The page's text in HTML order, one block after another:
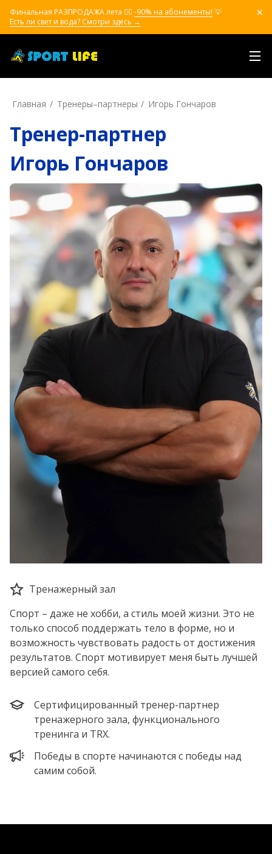
Финальная РАЗПРОДАЖА лета ❤️‍🔥 -90% на абонементы! 💡
Есть ли свет и вода? Смотри здесь →
Главная Тренеры–пapтнepы Игорь Гончаров
Тренер-партнер
Игорь Гончаров
Тренажерный зал
Спорт – даже не хобби, а стиль моей жизни. Это не
только способ поддержать тело в форме, но и
возможность чувствовать радость от достижения
результатов. Спорт мотивирует меня быть лучшей
версией самого себя.
Сертифицированный тренер-партнер
тренажерного зала, функционального
тренинга и TRX.
Победы в спорте начинаются с победы над
самим собой.